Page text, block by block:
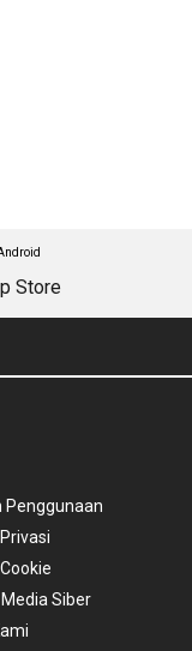
Penggunaan
Siber